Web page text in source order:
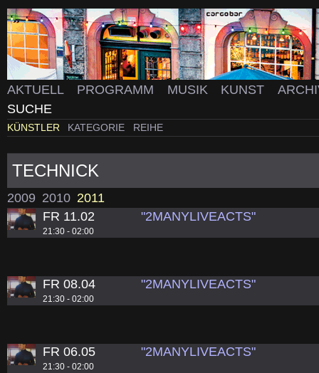
AKTUELL PROGRAMM MUSIK KUNST
SUCHE
KÜNSTLER KATEGORIE REIHE
TECHNICK
2009 2010 2011
FR 11.02
21:30 - 02:00
"2MANYLIVEACTS"
FR 08.04
21:30 - 02:00
"2MANYLIVEACTS"
FR 06.05
21:30 - 02:00
"2MANYLIVEACTS"